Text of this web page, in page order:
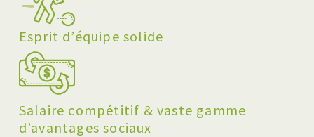
Esprit d’équipe solide
Salaire compétitif & vaste gamme
d’avantages sociaux